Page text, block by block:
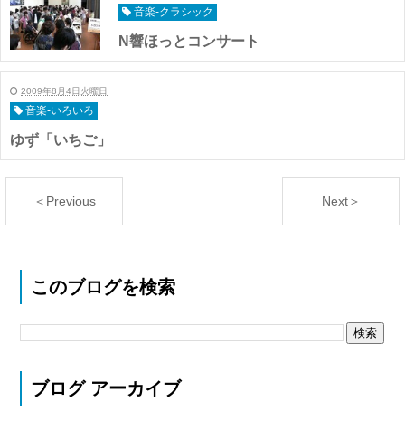
音楽-クラシック
N響ほっとコンサート
2009年8月4日火曜日
音楽-いろいろ
ゆず「いちご」
＜Previous Next＞
このブログを検索
ブログ アーカイブ